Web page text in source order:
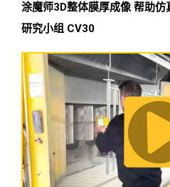
涂魔师3D整体膜厚成像 帮助
研究小组 CV30